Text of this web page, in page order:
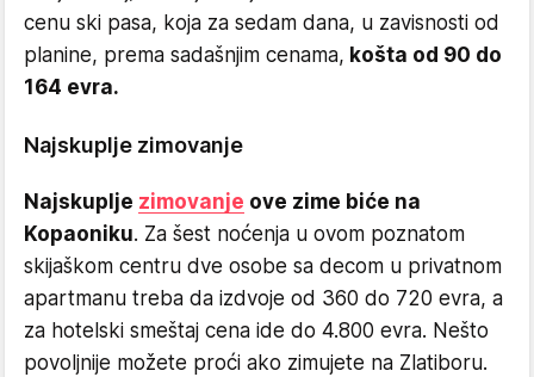
cenu ski pasa, koja za sedam dana, u zavisnosti od
planine, prema sadašnjim cenama, košta od 90 do
164 evra.
Najskuplje zimovanje
Najskuplje zimovanje ove zime biće na
Kopaoniku. Za šest noćenja u ovom poznatom
skijaškom centru dve osobe sa decom u privatnom
apartmanu treba da izdvoje od 360 do 720 evra, a
za hotelski smeštaj cena ide do 4.800 evra. Nešto
povoljnije možete proći ako zimujete na Zlatiboru.